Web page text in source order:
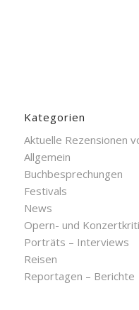
Kategorien
Aktuelle Rezensionen
Allgemein
Buchbesprechungen
Festivals
News
Opern- und
Porträts – Interviews
Reisen
Reportagen – Berichte